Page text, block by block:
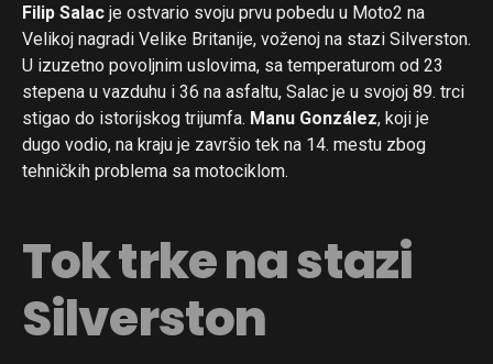
Filip Salac je ostvario svoju prvu pobedu u Moto2 na
Velikoj nagradi Velike Britanije, voženoj na stazi Silverston.
U izuzetno povoljnim uslovima, sa temperaturom od 23
stepena u vazduhu i 36 na asfaltu, Salac je u svojoj 89. trci
stigao do istorijskog trijumfa. Manu González, koji je
dugo vodio, na kraju je završio tek na 14. mestu zbog
tehničkih problema sa motociklom.
Tok trke na stazi
Silverston